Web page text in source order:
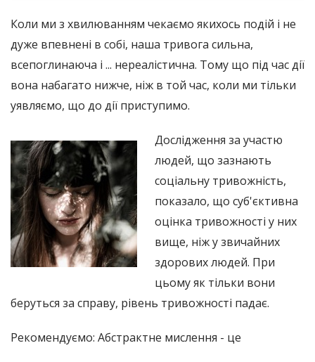
Коли ми з хвилюванням чекаємо якихось подій і не
дуже впевнені в собі, наша тривога сильна,
всепоглинаюча і ... нереалістична. Тому що під час дії
вона набагато нижче, ніж в той час, коли ми тільки
уявляємо, що до дії приступимо.
Дослідження за участю
людей, що зазнають
соціальну тривожність,
показало, що суб'єктивна
оцінка тривожності у них
вище, ніж у звичайних
здорових людей. При
цьому як тільки вони
беруться за справу, рівень тривожності падає.
Рекомендуємо: Абстрактне мислення - це